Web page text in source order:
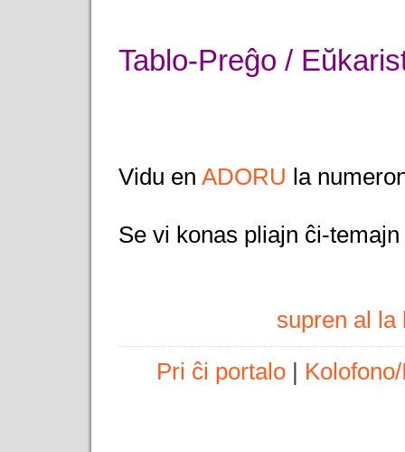
Tablo-Preĝo /
Vidu enADORU la
Se vi konas pliajn ĉi-
supren al la
Pri ĉi portalo|